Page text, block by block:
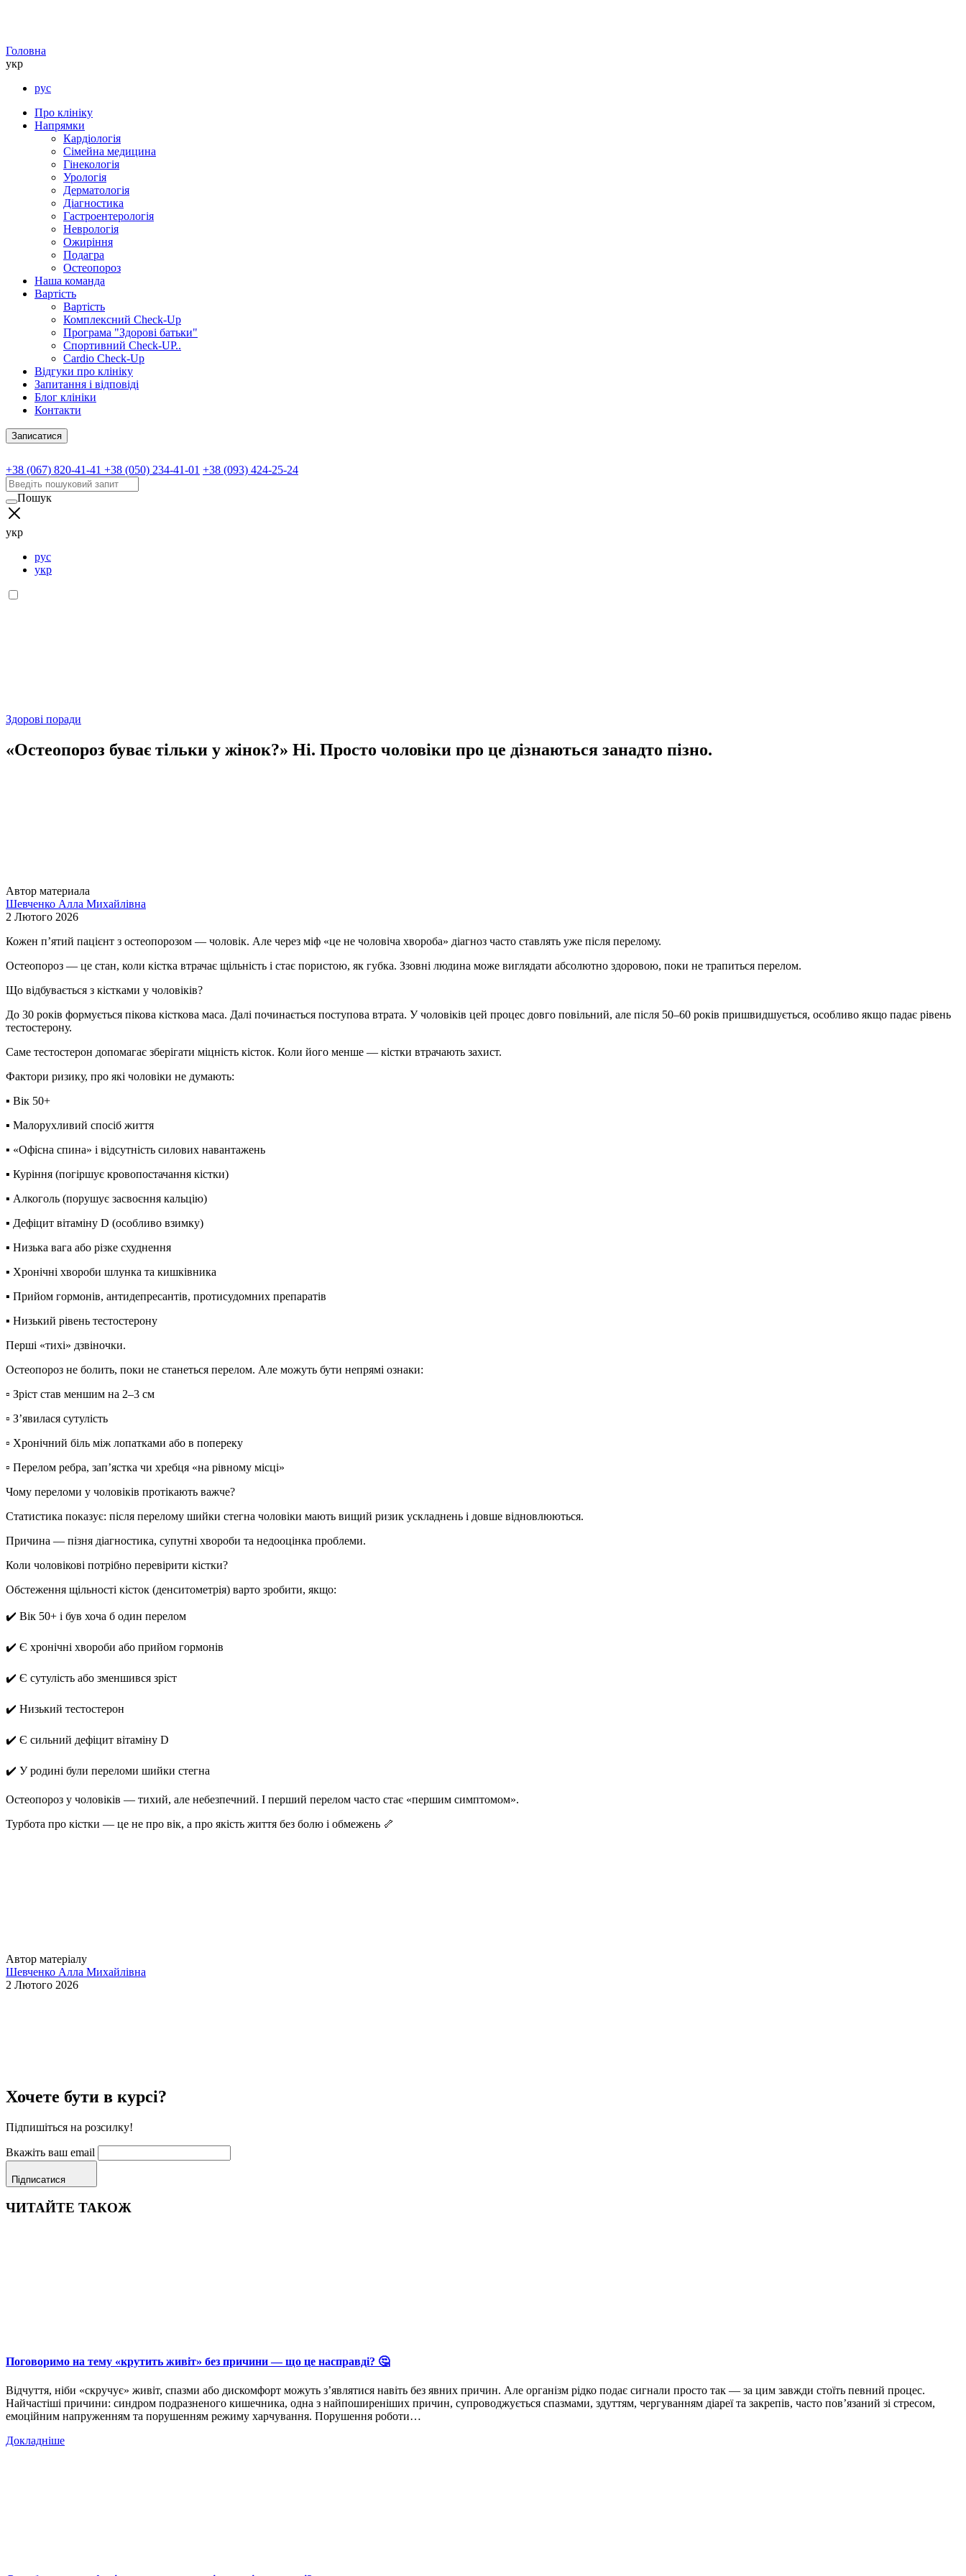
Головна
укр
рус
Про клініку
Напрямки
Кардіологія
Сімейна медицина
Гінекологія
Урологія
Дерматологія
Діагностика
Гастроентерологія
Неврологія
Ожиріння
Подагра
Остеопороз
Наша команда
Вартість
Вартість
Комплексний Check-Up
Програма "Здорові батьки"
Спортивний Check-UP..
Cardio Check-Up
Відгуки про клініку
Запитання і відповіді
Блог клініки
Контакти
Записатися
+38 (067) 820-41-41 +38 (050) 234-41-01 +38 (093) 424-25-24
Пошук
укр
рус
укр
Здорові поради
«Остеопороз буває тільки у жінок?» Ні. Просто чоловіки про це дізнаються занадто пізно.
Автор материала
Шевченко Алла Михайлівна
2 Лютого 2026
Кожен п’ятий пацієнт з остеопорозом — чоловік. Але через міф «це не чоловіча хвороба» діагноз часто ставлять уже після перелому.
Остеопороз — це стан, коли кістка втрачає щільність і стає пористою, як губка. Ззовні людина може виглядати абсолютно здоровою, поки не трапиться перелом.
Що відбувається з кістками у чоловіків?
До 30 років формується пікова кісткова маса. Далі починається поступова втрата. У чоловіків цей процес довго повільний, але після 50–60 років пришвидшується, особливо якщо падає рівень
тестостерону.
Саме тестостерон допомагає зберігати міцність кісток. Коли його менше — кістки втрачають захист.
Фактори ризику, про які чоловіки не думають:
▪️ Вік 50+
▪️ Малорухливий спосіб життя
▪️ «Офісна спина» і відсутність силових навантажень
▪️ Куріння (погіршує кровопостачання кістки)
▪️ Алкоголь (порушує засвоєння кальцію)
▪️ Дефіцит вітаміну D (особливо взимку)
▪️ Низька вага або різке схуднення
▪️ Хронічні хвороби шлунка та кишківника
▪️ Прийом гормонів, антидепресантів, протисудомних препаратів
▪️ Низький рівень тестостерону
Перші «тихі» дзвіночки.
Остеопороз не болить, поки не станеться перелом. Але можуть бути непрямі ознаки:
▫️ Зріст став меншим на 2–3 см
▫️ З’явилася сутулість
▫️ Хронічний біль між лопатками або в попереку
▫️ Перелом ребра, зап’ястка чи хребця «на рівному місці»
Чому переломи у чоловіків протікають важче?
Статистика показує: після перелому шийки стегна чоловіки мають вищий ризик ускладнень і довше відновлюються.
Причина — пізня діагностика, супутні хвороби та недооцінка проблеми.
Коли чоловікові потрібно перевірити кістки?
Обстеження щільності кісток (денситометрія) варто зробити, якщо:
✔️ Вік 50+ і був хоча б один перелом
✔️ Є хронічні хвороби або прийом гормонів
✔️ Є сутулість або зменшився зріст
✔️ Низький тестостерон
✔️ Є сильний дефіцит вітаміну D
✔️ У родині були переломи шийки стегна
Остеопороз у чоловіків — тихий, але небезпечний. І перший перелом часто стає «першим симптомом».
Турбота про кістки — це не про вік, а про якість життя без болю і обмежень 🦴
Автор матеріалу
Шевченко Алла Михайлівна
2 Лютого 2026
Хочете бути в курсі?
Підпишіться на розсилку!
Вкажіть ваш email
Підписатися
ЧИТАЙТЕ ТАКОЖ
Поговоримо на тему «крутить живіт» без причини — що це насправді? 🤔
Відчуття, ніби «скручує» живіт, спазми або дискомфорт можуть з’являтися навіть без явних причин. Але організм рідко подає сигнали просто так — за цим завжди стоїть певний процес.
Найчастіші причини: синдром подразненого кишечника, одна з найпоширеніших причин, супроводжується спазмами, здуттям, чергуванням діареї та закрепів, часто пов’язаний зі стресом,
емоційним напруженням та порушенням режиму харчування. Порушення роботи…
Докладніше